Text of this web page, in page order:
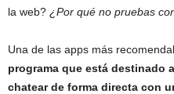
la web? ¿Por qué no pruebas
Una de las apps más
programa que está destinado
chatear de forma directa con